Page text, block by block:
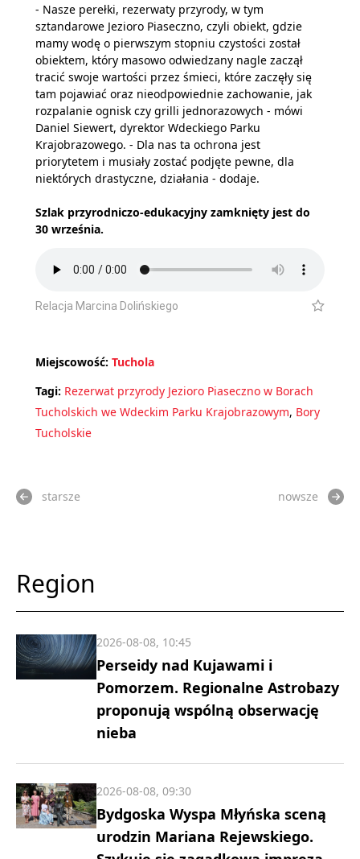
- Nasze perełki, rezerwaty przyrody, w tym
sztandarowe Jezioro Piaseczno, czyli obiekt, gdzie
mamy wodę o pierwszym stopniu czystości został
obiektem, który masowo odwiedzany nagle zaczął
tracić swoje wartości przez śmieci, które zaczęły się
tam pojawiać oraz nieodpowiednie zachowanie, jak
rozpalanie ognisk czy grilli jednorazowych - mówi
Daniel Siewert, dyrektor Wdeckiego Parku
Krajobrazowego. - Dla nas ta ochrona jest
priorytetem i musiały zostać podjęte pewne, dla
niektórych drastyczne, działania - dodaje.
Szlak przyrodniczo-edukacyjny zamknięty jest do
30 września.
Relacja Marcina Dolińskiego
Miejscowość: Tuchola
Tagi: Rezerwat przyrody Jezioro Piaseczno w Borach
Tucholskich we Wdeckim Parku Krajobrazowym, Bory
Tucholskie
starsze nowsze
Region
Perseidy nad Kujawami i
Pomorzem. Regionalne Astrobazy
proponują wspólną obserwację
nieba
2026-08-08, 10:45
Bydgoska Wyspa Młyńska sceną
urodzin Mariana Rejewskiego.
2026-08-08, 09:30